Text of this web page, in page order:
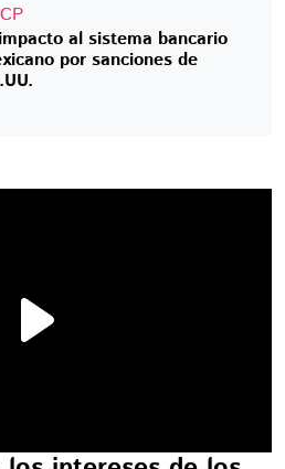
al sistema bancario
por sanciones de